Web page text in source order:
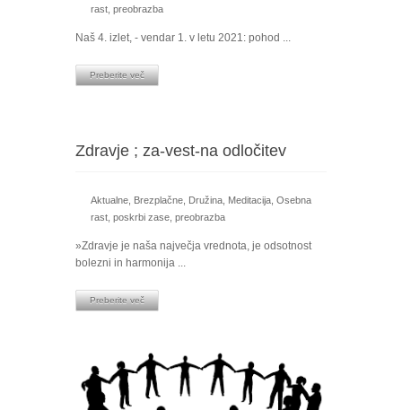
rast preobrazba
Naš 4. izlet, - vendar 1. v letu 2021: pohod ...
Preberite več
Zdravje ; za-vest-na odločitev
Aktualne Brezplačne Družina Meditacija Osebna
rast poskrbi zase preobrazba
»Zdravje je naša največja vrednota, je odsotnost
bolezni in harmonija ...
Preberite več